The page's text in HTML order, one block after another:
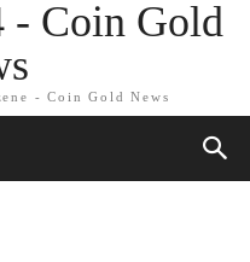
- Coin Gold
- Coin Gold News